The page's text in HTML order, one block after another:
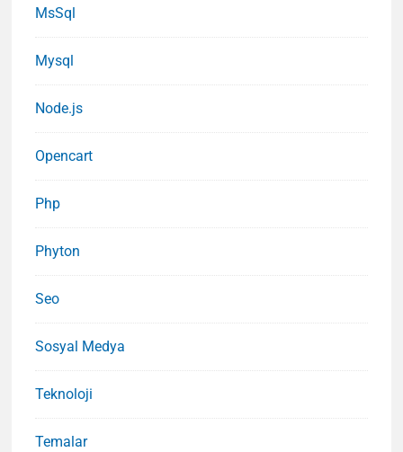
MsSql
Mysql
Node.js
Opencart
Php
Phyton
Seo
Sosyal Medya
Teknoloji
Temalar